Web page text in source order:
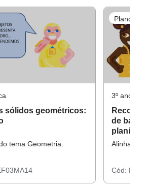
sólidos geométricos:
tema Geometria.
Plano 2
3º ano •
de base
Alinhado
Cód: